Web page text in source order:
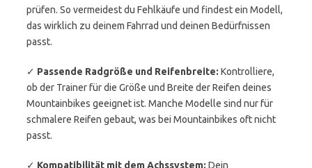
prüfen. So vermeidest du Fehlkäufe und findest ein Modell,
das wirklich zu deinem Fahrrad und deinen Bedürfnissen
passt.
✓ Passende Radgröße und Reifenbreite: Kontrolliere,
ob der Trainer für die Größe und Breite der Reifen deines
Mountainbikes geeignet ist. Manche Modelle sind nur für
schmalere Reifen gebaut, was bei Mountainbikes oft nicht
passt.
✓ Kompatibilität mit dem Achssystem: Dein